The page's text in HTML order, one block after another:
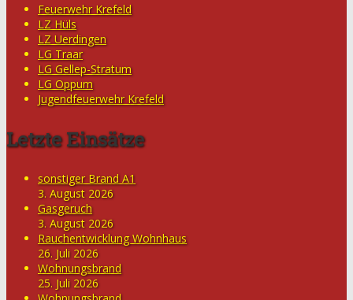
Feuerwehr Krefeld
LZ Hüls
LZ Uerdingen
LG Traar
LG Gellep-Stratum
LG Oppum
Jugendfeuerwehr Krefeld
Letzte Einsätze
sonstiger Brand A1
3. August 2026
Gasgeruch
3. August 2026
Rauchentwicklung Wohnhaus
26. Juli 2026
Wohnungsbrand
25. Juli 2026